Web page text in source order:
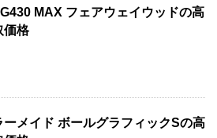
MAX フェアウェイウッドの高
価格
ーメイド ボールグラフィックSの高